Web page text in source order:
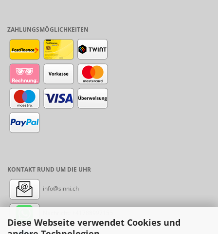
Diese Webseite verwendet Cookies und
ZAHLUNGSMÖGLICHKEITEN
KONTAKT RUND UM DIE UHR
info@sinni.ch